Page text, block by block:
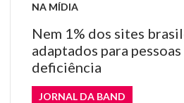
NA MÍDIA
Nem 1% dos sites
adaptados para
deficiência
JORNAL DA BAND